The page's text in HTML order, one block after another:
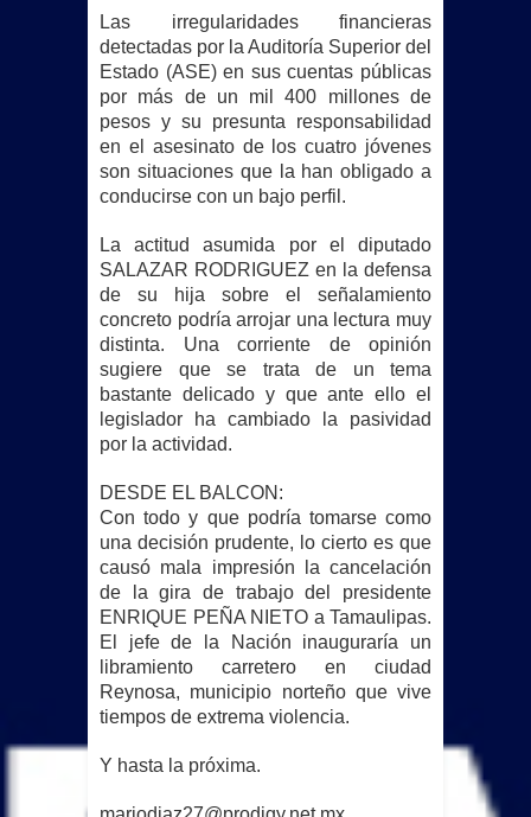
Las irregularidades financieras
detectadas por la Auditoría Superior del
Estado (ASE) en sus cuentas públicas
por más de un mil 400 millones de
pesos y su presunta responsabilidad
en el asesinato de los cuatro jóvenes
son situaciones que la han obligado a
conducirse con un bajo perfil.
La actitud asumida por el diputado
SALAZAR RODRIGUEZ en la defensa
de su hija sobre el señalamiento
concreto podría arrojar una lectura muy
distinta. Una corriente de opinión
sugiere que se trata de un tema
bastante delicado y que ante ello el
legislador ha cambiado la pasividad
por la actividad.
DESDE EL BALCON:
Con todo y que podría tomarse como
una decisión prudente, lo cierto es que
causó mala impresión la cancelación
de la gira de trabajo del presidente
ENRIQUE PEÑA NIETO a Tamaulipas.
El jefe de la Nación inauguraría un
libramiento carretero en ciudad
Reynosa, municipio norteño que vive
tiempos de extrema violencia.
Y hasta la próxima.